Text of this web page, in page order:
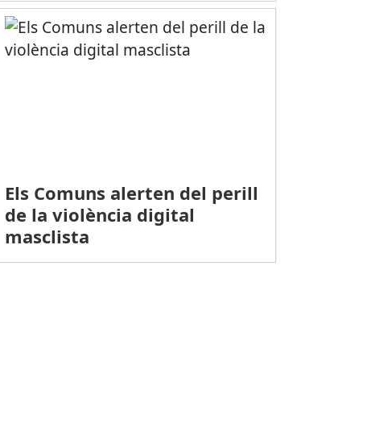
Els Comuns alerten del perill
de la violència digital
masclista